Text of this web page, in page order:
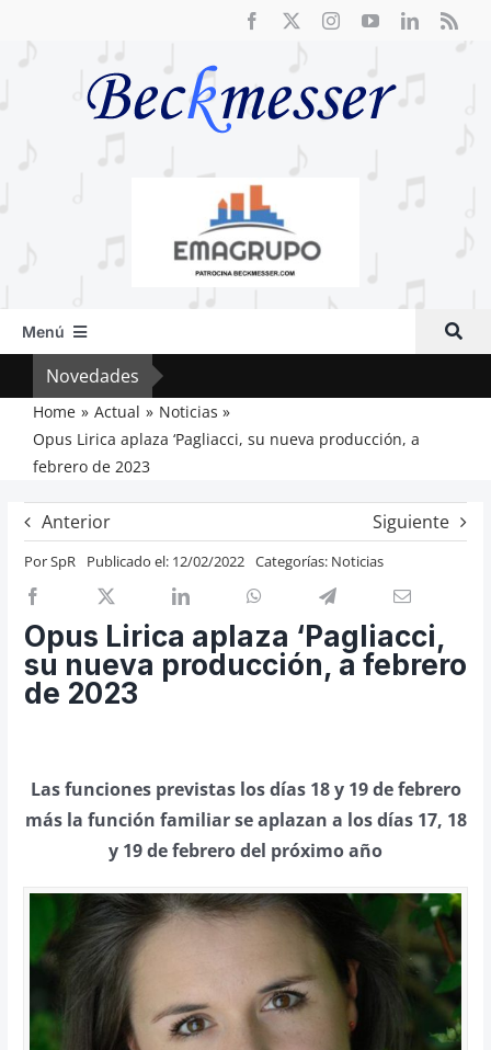
Menú
Inicio
Actual
Artículos
Previos de ópera
Entrevistas
Recomendación
Cosas de Beckmesser
Nosotros y privacidad
Buscar:
Novedades
Home Actual
Noticias
Opus Lirica aplaza ‘Pagliacci, su nueva producción, a
febrero de 2023
Anterior Siguiente
PorSpR Publicado el: 12/02/2022 Categorías: Noticias
Opus Lirica aplaza ‘Pagliacci,
su nueva producción, a febrero
de 2023
Las funciones previstas los días 18 y 19 de febrero
más la función familiar se aplazan a los días 17, 18
y 19 de febrero del próximo año